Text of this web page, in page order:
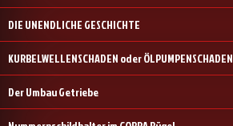
DIE UNENDLICHE GESCHICHTE
KURBELWELLENSCHADEN oder ÖLPUMPENSCHADEN
Der Umbau Getriebe